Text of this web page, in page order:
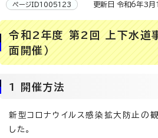
ページID1005123 更新日 令和6年3月
令和2年度 第2回 上下水道
面開催）
1 開催方法
新型コロナウイルス感染拡大防止の
した。